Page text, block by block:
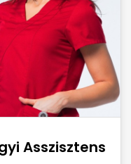
Asszisztens